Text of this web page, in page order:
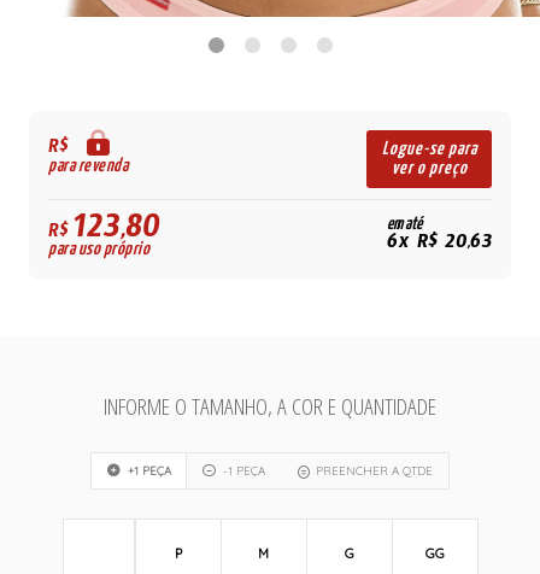
R$
para revenda
Logue-se para
ver o preço
R$123,80
para uso próprio
em até
6x R$ 20,63
INFORME O TAMANHO, A COR E QUANTIDADE
+1 PEÇA -1 PEÇA PREENCHER A QTDE
P M G GG